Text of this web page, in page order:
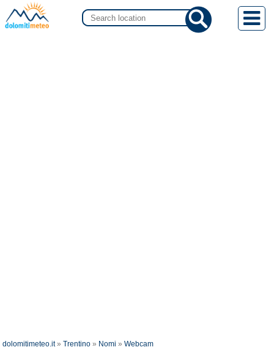
dolomitimeteo.it»Trentino » Nomi »Webcam